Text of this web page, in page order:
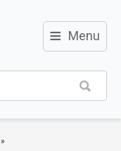
≡ Menu
»